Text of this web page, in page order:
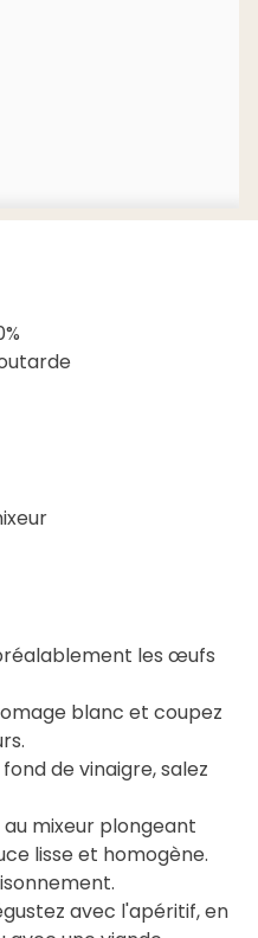
les œufs
blanc et coupez
de vinaigre, salez
au mixeur plongeant
lisse et homogène.
avec l'apéritif, en